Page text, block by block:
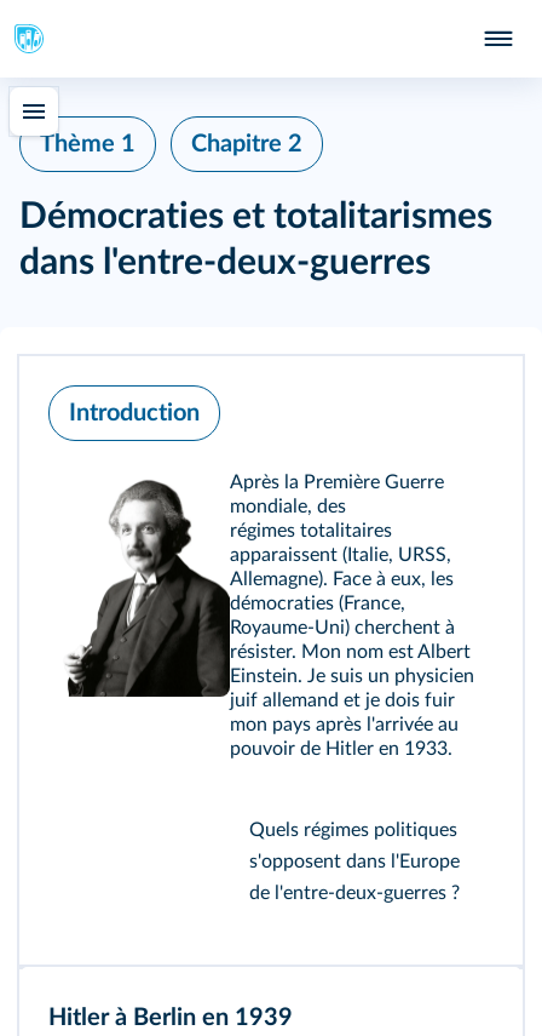
Thème 1 Chapitre 2
Démocraties et totalitarismes
dans l'entre-deux-guerres
Introduction
Après la Première Guerre
mondiale, des
régimes totalitaires
apparaissent (Italie, URSS,
Allemagne). Face à eux, les
démocraties (France,
Royaume-Uni) cherchent à
résister. Mon nom est Albert
Einstein. Je suis un physicien
juif allemand et je dois fuir
mon pays après l'arrivée au
pouvoir de Hitler en 1933.
Quels régimes politiques
s'opposent dans l'Europe
de l'entre-deux-guerres ?
Hitler à Berlin en 1939